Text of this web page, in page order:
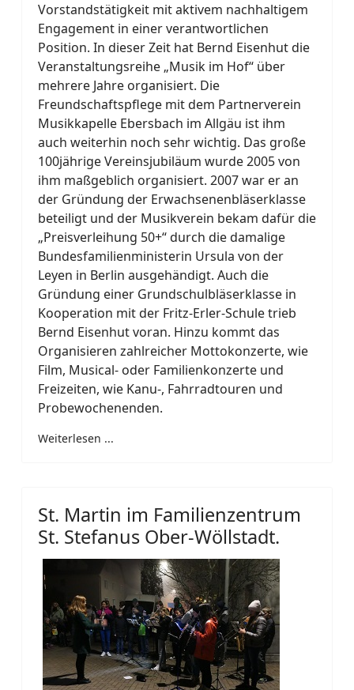
Vorstandstätigkeit mit aktivem nachhaltigem
Engagement in einer verantwortlichen
Position. In dieser Zeit hat Bernd Eisenhut die
Veranstaltungsreihe „Musik im Hof“ über
mehrere Jahre organisiert. Die
Freundschaftspflege mit dem Partnerverein
Musikkapelle Ebersbach im Allgäu ist ihm
auch weiterhin noch sehr wichtig. Das große
100jährige Vereinsjubiläum wurde 2005 von
ihm maßgeblich organisiert. 2007 war er an
der Gründung der Erwachsenenbläserklasse
beteiligt und der Musikverein bekam dafür die
„Preisverleihung 50+“ durch die damalige
Bundesfamilienministerin Ursula von der
Leyen in Berlin ausgehändigt. Auch die
Gründung einer Grundschulbläserklasse in
Kooperation mit der Fritz-Erler-Schule trieb
Bernd Eisenhut voran. Hinzu kommt das
Organisieren zahlreicher Mottokonzerte, wie
Film, Musical- oder Familienkonzerte und
Freizeiten, wie Kanu-, Fahrradtouren und
Probewochenenden.
Weiterlesen ...
St. Martin im Familienzentrum
St. Stefanus Ober-Wöllstadt.